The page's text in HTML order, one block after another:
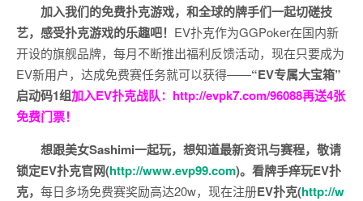
加入我们的免费扑克游戏，和全球的牌手们一起切磋技
艺，感受扑克游戏的乐趣吧！ EV扑克作为GGPoker在国内新
开设的旗舰品牌，每月不断推出福利反馈活动，现在只要成为
EV新用户，达成免费赛任务就可以获得——“EV专属大宝箱”
启动码1组加入EV扑克战队： http://evpk7.com/96088再送4张
免费门票！
想跟美女Sashimi一起玩， 想知道最新资讯与赛程， 敬请
锁定EV扑克官网(http://www.evp99.com)。 看牌手痒玩EV扑
克， 每日多场免费赛奖励高达20w，现在注册EV扑克(http://w